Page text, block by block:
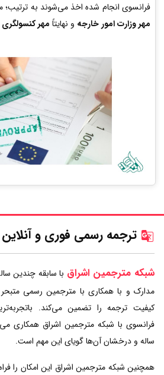
فرانسوی انجام شده اخذ می‌شوند به ترتیب؛
مهر وزارت امور خارجه و نهایتاً مهر کنسولگری
ترجمه رسمی فوری و
شبکه مترجمین اشراق با سابقه چندین
مدارک و با همکاری با مترجمین رسمی
کیفیت ترجمه را تضمین می‌کند.
فرانسوی با شبکه مترجمین اشراق همکاری
ساله و درخشان آن‌ها گویای این مهم است.
همچنین شبکه مترجمین اشراق این امکان را